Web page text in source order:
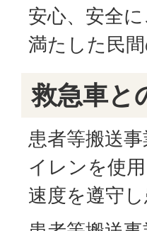
安心、安全
満たした民
救急車と
患者等搬送
イレンを使
速度を遵守